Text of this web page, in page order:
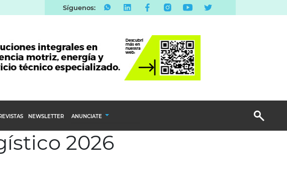
Síguenos:
NEWSLETTER ANUNCIATE
Publicidad Display
2026